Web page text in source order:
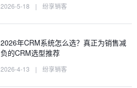
2026-5-18 | 纷享销客
2026年CRM系统怎么选？真正为销售减
负的CRM选型推荐
2026-4-13 | 纷享销客